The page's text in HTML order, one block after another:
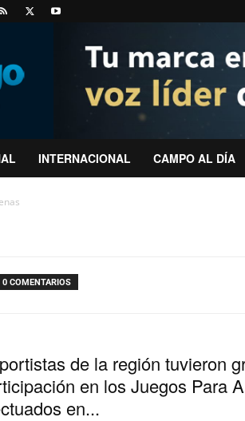
INTERNACIONAL CAMPO AL DÍA
0 COMENTARIOS
de la región tuvieron
en los Juegos Para
en...